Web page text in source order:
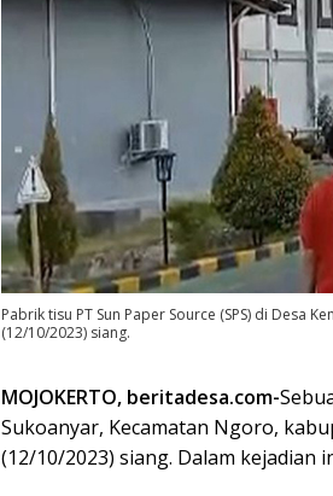
Pabrik tisu PT Sun Paper Source (SPS) di Desa
(12/10/2023) siang.
MOJOKERTO, beritadesa.com-
Sukoanyar, Kecamatan Ngoro,
(12/10/2023) siang. Dalam kejadian